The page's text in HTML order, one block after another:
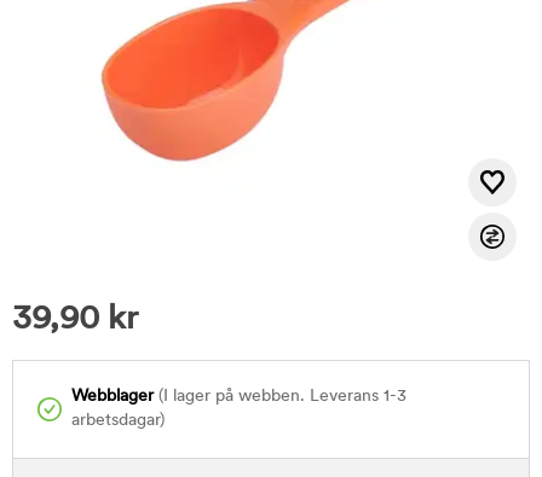
39,90 kr
Webblager(I lager på webben. Leverans 1-3
arbetsdagar)